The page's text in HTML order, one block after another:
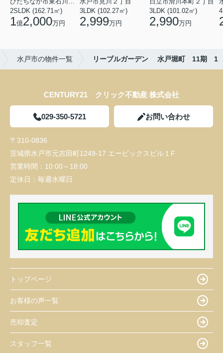
2SLDK (162.71㎡)
1億2,000万円
3LDK (102.27㎡)
2,999万円
3LDK (101.02㎡)
2,990万円
水戸市の物件一覧 リーブルガーデン 水戸堀町 11期 1
CENTURY21 クリック不動産 株式会社
029-350-5721 お問い合わせ
〒310-0836
茨城県水戸市元吉田町1249-17 エービックスビル１F
営業時間： 10:00～18:00
定休日： 毎週水曜日
トップページ
お客様の声一覧
売却査定
スタッフ一覧